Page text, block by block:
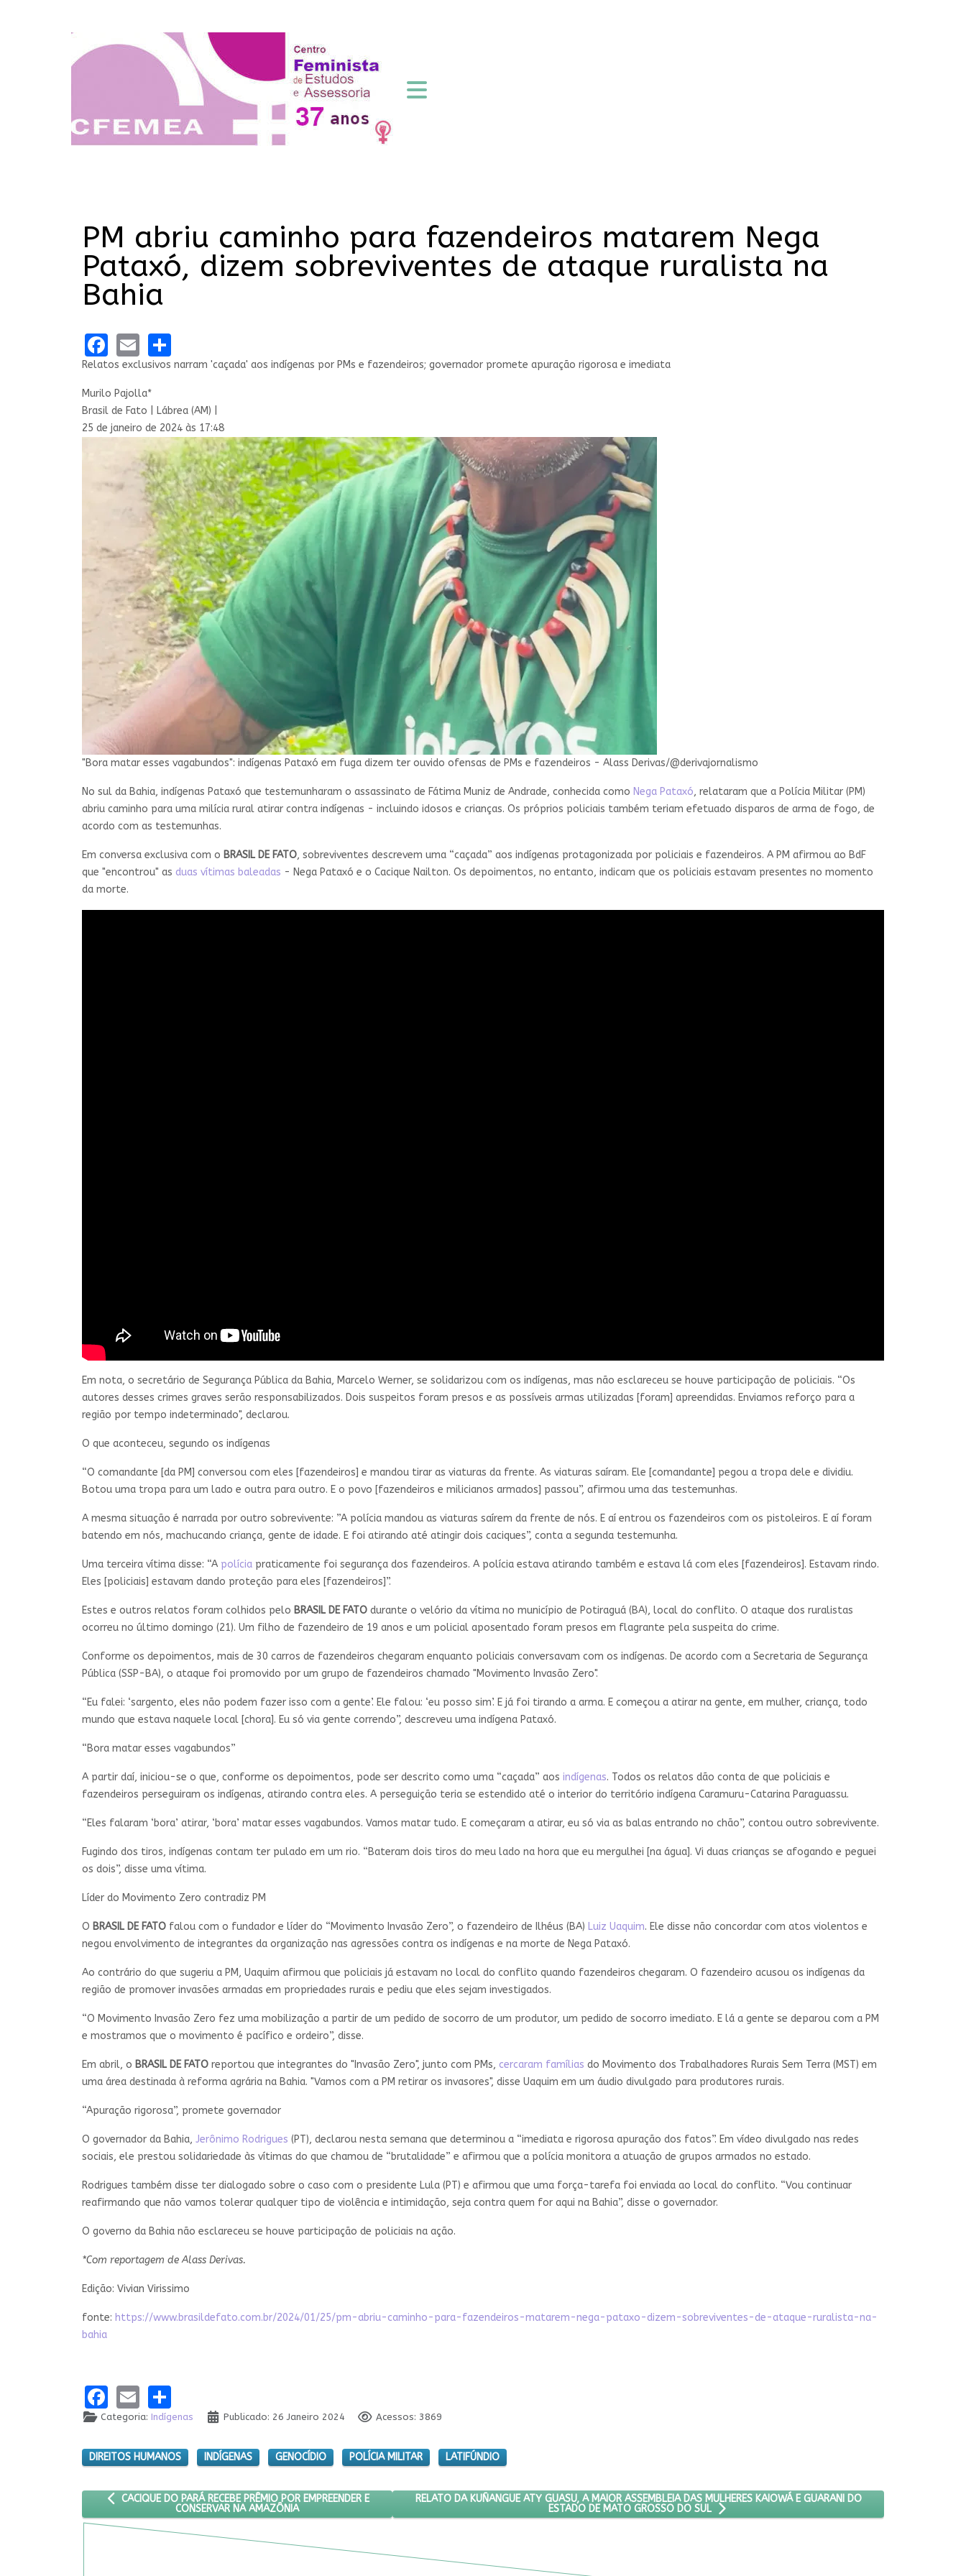
PM abriu caminho para fazendeiros matarem Nega
Pataxó, dizem sobreviventes de ataque ruralista na
Bahia
Facebook
Email
Relatos exclusivos narram 'caçada' aos indígenas por PMs e fazendeiros; governador promete apuração rigorosa e imediata
Murilo Pajolla*
Brasil de Fato | Lábrea (AM) |
25 de janeiro de 2024 às 17:48
"Bora matar esses vagabundos": indígenas Pataxó em fuga dizem ter ouvido ofensas de PMs e fazendeiros - Alass Derivas/@derivajornalismo
No sul da Bahia, indígenas Pataxó que testemunharam o assassinato de Fátima Muniz de Andrade, conhecida como Nega Pataxó, relataram que a Polícia Militar (PM)
abriu caminho para uma milícia rural atirar contra indígenas - incluindo idosos e crianças. Os próprios policiais também teriam efetuado disparos de arma de fogo, de
acordo com as testemunhas.
Em conversa exclusiva com o BRASIL DE FATO, sobreviventes descrevem uma “caçada” aos indígenas protagonizada por policiais e fazendeiros. A PM afirmou ao BdF
que "encontrou" as duas vítimas baleadas - Nega Pataxó e o Cacique Nailton. Os depoimentos, no entanto, indicam que os policiais estavam presentes no momento
da morte.
Em nota, o secretário de Segurança Pública da Bahia, Marcelo Werner, se solidarizou com os indígenas, mas não esclareceu se houve participação de policiais. “Os
autores desses crimes graves serão responsabilizados. Dois suspeitos foram presos e as possíveis armas utilizadas [foram] apreendidas. Enviamos reforço para a
região por tempo indeterminado", declarou.
O que aconteceu, segundo os indígenas
“O comandante [da PM] conversou com eles [fazendeiros] e mandou tirar as viaturas da frente. As viaturas saíram. Ele [comandante] pegou a tropa dele e dividiu.
Botou uma tropa para um lado e outra para outro. E o povo [fazendeiros e milicianos armados] passou”, afirmou uma das testemunhas.
A mesma situação é narrada por outro sobrevivente: ​​”A polícia mandou as viaturas saírem da frente de nós. E aí entrou os fazendeiros com os pistoleiros. E aí foram
batendo em nós, machucando criança, gente de idade. E foi atirando até atingir dois caciques”, conta a segunda testemunha.
Uma terceira vítima disse: “A polícia praticamente foi segurança dos fazendeiros. A polícia estava atirando também e estava lá com eles [fazendeiros]. Estavam rindo.
Eles [policiais] estavam dando proteção para eles [fazendeiros]”.
Estes e outros relatos foram colhidos pelo BRASIL DE FATO durante o velório da vítima no município de Potiraguá (BA), local do conflito. O ataque dos ruralistas
ocorreu no último domingo (21). Um filho de fazendeiro de 19 anos e um policial aposentado foram presos em flagrante pela suspeita do crime.
Conforme os depoimentos, mais de 30 carros de fazendeiros chegaram enquanto policiais conversavam com os indígenas. De acordo com a Secretaria de Segurança
Pública (SSP-BA), o ataque foi promovido por um grupo de fazendeiros chamado "Movimento Invasão Zero".
“Eu falei: ‘sargento, eles não podem fazer isso com a gente’. Ele falou: ‘eu posso sim’. E já foi tirando a arma. E começou a atirar na gente, em mulher, criança, todo
mundo que estava naquele local [chora]. Eu só via gente correndo”, descreveu uma indígena Pataxó.
“Bora matar esses vagabundos”
A partir daí, iniciou-se o que, conforme os depoimentos, pode ser descrito como uma “caçada” aos indígenas. Todos os relatos dão conta de que policiais e
fazendeiros perseguiram os indígenas, atirando contra eles. A perseguição teria se estendido até o interior do território indígena Caramuru-Catarina Paraguassu.
“Eles falaram ‘bora’ atirar, ‘bora’ matar esses vagabundos. Vamos matar tudo. E começaram a atirar, eu só via as balas entrando no chão”, contou outro sobrevivente.
Fugindo dos tiros, indígenas contam ter pulado em um rio. “Bateram dois tiros do meu lado na hora que eu mergulhei [na água]. Vi duas crianças se afogando e peguei
os dois”, disse uma vítima.
Líder do Movimento Zero contradiz PM
O BRASIL DE FATO falou com o fundador e líder do “Movimento Invasão Zero”, o fazendeiro de Ilhéus (BA) Luiz Uaquim. Ele disse não concordar com atos violentos e
negou envolvimento de integrantes da organização nas agressões contra os indígenas e na morte de Nega Pataxó.
Ao contrário do que sugeriu a PM, Uaquim afirmou que policiais já estavam no local do conflito quando fazendeiros chegaram. O fazendeiro acusou os indígenas da
região de promover invasões armadas em propriedades rurais e pediu que eles sejam investigados.
“O Movimento Invasão Zero fez uma mobilização a partir de um pedido de socorro de um produtor, um pedido de socorro imediato. E lá a gente se deparou com a PM
e mostramos que o movimento é pacífico e ordeiro”, disse.
Em abril, o BRASIL DE FATO reportou que integrantes do "Invasão Zero", junto com PMs, cercaram famílias do Movimento dos Trabalhadores Rurais Sem Terra (MST) em
uma área destinada à reforma agrária na Bahia. "Vamos com a PM retirar os invasores", disse Uaquim em um áudio divulgado para produtores rurais.
“Apuração rigorosa”, promete governador
O governador da Bahia, Jerônimo Rodrigues (PT), declarou nesta semana que determinou a “imediata e rigorosa apuração dos fatos”. Em vídeo divulgado nas redes
sociais, ele prestou solidariedade às vítimas do que chamou de “brutalidade” e afirmou que a polícia monitora a atuação de grupos armados no estado.
Rodrigues também disse ter dialogado sobre o caso com o presidente Lula (PT) e afirmou que uma força-tarefa foi enviada ao local do conflito. “Vou continuar
reafirmando que não vamos tolerar qualquer tipo de violência e intimidação, seja contra quem for aqui na Bahia”, disse o governador.
O governo da Bahia não esclareceu se houve participação de policiais na ação.
*Com reportagem de Alass Derivas.
Edição: Vivian Virissimo
fonte: https://www.brasildefato.com.br/2024/01/25/pm-abriu-caminho-para-fazendeiros-matarem-nega-pataxo-dizem-sobreviventes-de-ataque-ruralista-na-
bahia
Facebook
Email
Categoria: Indígenas Publicado: 26 Janeiro 2024 Acessos: 3869
DIREITOS HUMANOS INDÍGENAS GENOCÍDIO POLÍCIA MILITAR LATIFÚNDIO
ARTIGO ANTERIOR: CACIQUE DO PARÁ RECEBE PRÊMIO POR EMPREENDER E CONSERVAR NA AMAZÔNIA
CACIQUE DO PARÁ RECEBE PRÊMIO POR EMPREENDER E
CONSERVAR NA AMAZÔNIA
PRÓXIMO ARTIGO: RELATO DA KUÑANGUE ATY GUASU, A MAIOR ASSEMBLEIA DAS MULHERES KAIOWÁ E GUARANI DO
RELATO DA KUÑANGUE ATY GUASU, A MAIOR ASSEMBLEIA DAS MULHERES KAIOWÁ E GUARANI DO
ESTADO DE MATO GROSSO DO SUL